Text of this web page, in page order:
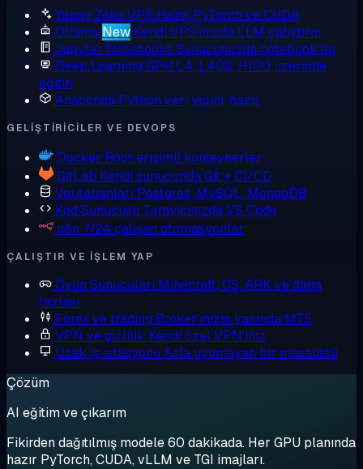
Yapay Zeka VPS Hazır PyTorch ve CUDA
Ollama New Kendi VPS'inizde LLM çalıştırın
Jupyter Notebooks Sunucunuzda notebook'lar
Deep Learning GPU L4, L40S, H100 üzerinde
eğitin
Anaconda Python veri yığını, hazır
GELIŞTIRICILER VE DEVOPS
Docker Root erişimli konteynerler
GitLab Kendi sunucunda Git + CI/CD
Veritabanları Postgres, MySQL, MongoDB
Kod Sunucusu Tarayıcınızda VS Code
n8n 7/24 çalışan otomasyonlar
ÇALIŞTIR VE IŞLEM YAP
Oyun Sunucuları Minecraft, CS, ARK ve daha
fazlası
Forex ve trading Broker'ınızın yanında MT5
VPN ve gizlilik Kendi özel VPN'iniz
Uzak iş istasyonu Asla uyumayan bir masaüstü
Çözüm
AI eğitim ve çıkarım
Fikirden dağıtılmış modele 60 dakikada. Her GPU planında
hazır PyTorch, CUDA, vLLM ve TGI imajları.